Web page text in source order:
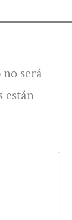
será
están